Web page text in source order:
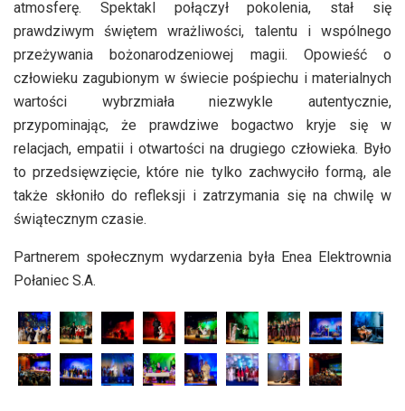
atmosferę. Spektakl połączył pokolenia, stał się
prawdziwym świętem wrażliwości, talentu i wspólnego
przeżywania bożonarodzeniowej magii. Opowieść o
człowieku zagubionym w świecie pośpiechu i materialnych
wartości wybrzmiała niezwykle autentycznie,
przypominając, że prawdziwe bogactwo kryje się w
relacjach, empatii i otwartości na drugiego człowieka. Było
to przedsięwzięcie, które nie tylko zachwyciło formą, ale
także skłoniło do refleksji i zatrzymania się na chwilę w
świątecznym czasie.
Partnerem społecznym wydarzenia była Enea Elektrownia
Połaniec S.A.